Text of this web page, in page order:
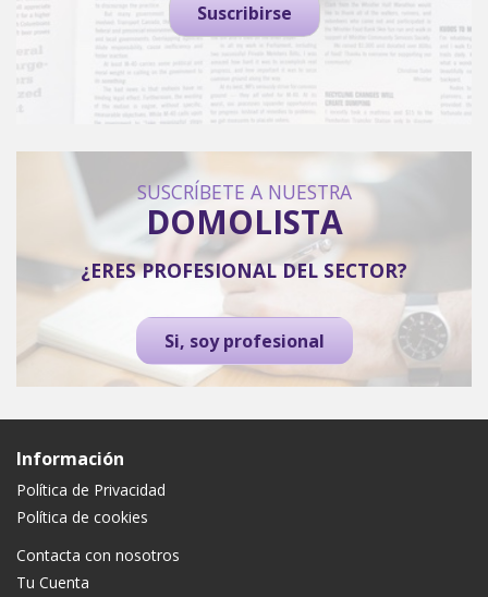
Suscribirse
SUSCRÍBETE A NUESTRA
DOMOLISTA
¿ERES PROFESIONAL DEL SECTOR?
Si, soy profesional
Información
Política de Privacidad
Política de cookies
Contacta con nosotros
Tu Cuenta